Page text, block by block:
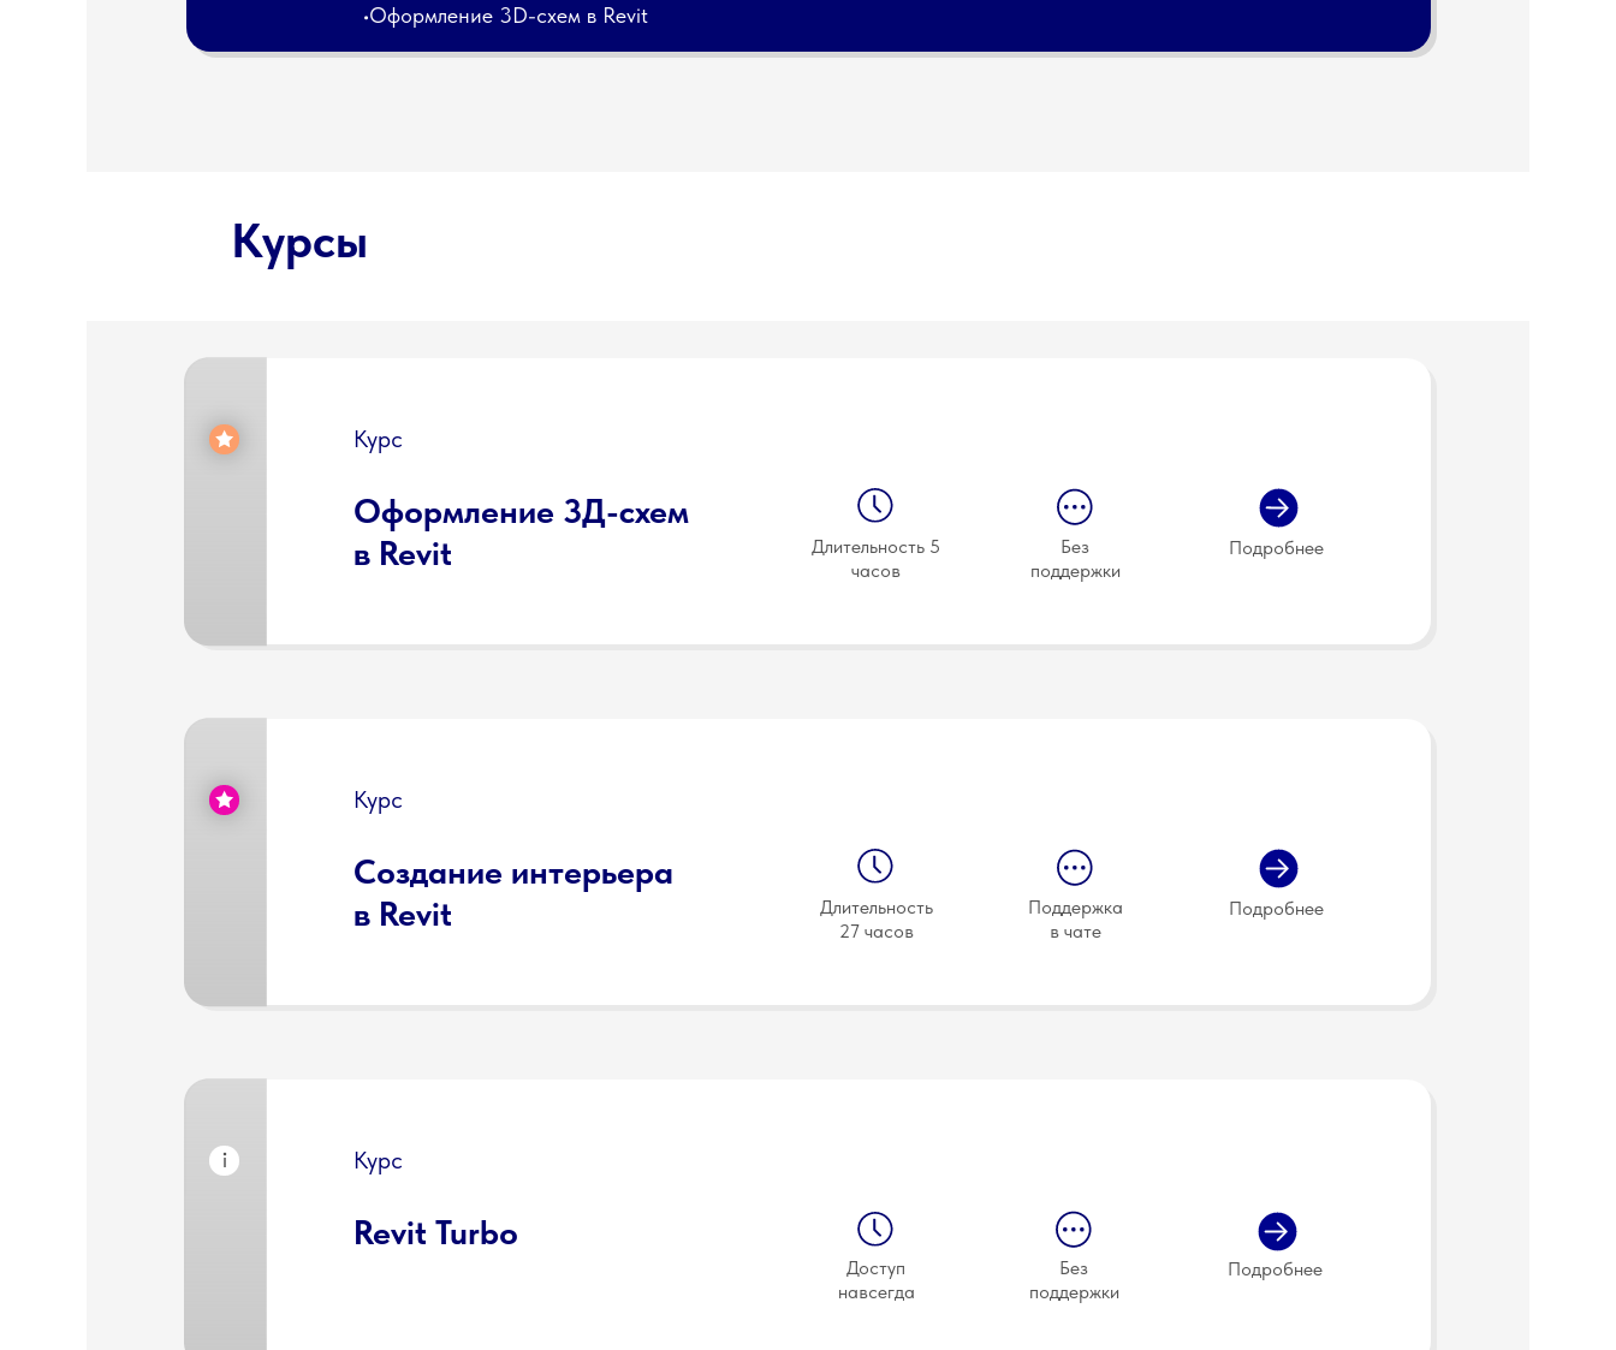
•Оформление 3D-схем в Revit
Курсы
Курс
Оформление 3Д-схем
в Revit
Длительность 5
часов
Без
поддержки
Подробнее
Курс
Создание интерьера
в Revit
Длительность
27 часов
Поддержка
в чате
Подробнее
Курс
Revit Turbo
Доступ
навсегда
Подробнее
Без
поддержки